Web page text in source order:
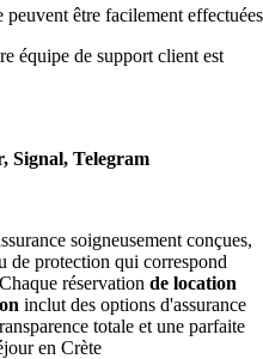
être facilement
équipe de support client est
Signal, Telegram
soigneusement conçues,
de protection qui correspond
réservation de location
inclut des options d'assurance
totale et une parfaite
en Crète